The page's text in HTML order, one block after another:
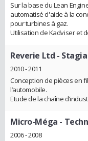
Sur la base du Lean
automatisé d'aide à la
pour turbines à gaz.
Utilisation de Kadviser et
Reverie Ltd -
2010 - 2011
Conception de pièces en
l’automobile.
Etude de la chaîne
Micro-Méga -
2006 - 2008